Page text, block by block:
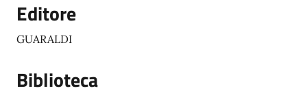
Editore
GUARALDI
Biblioteca